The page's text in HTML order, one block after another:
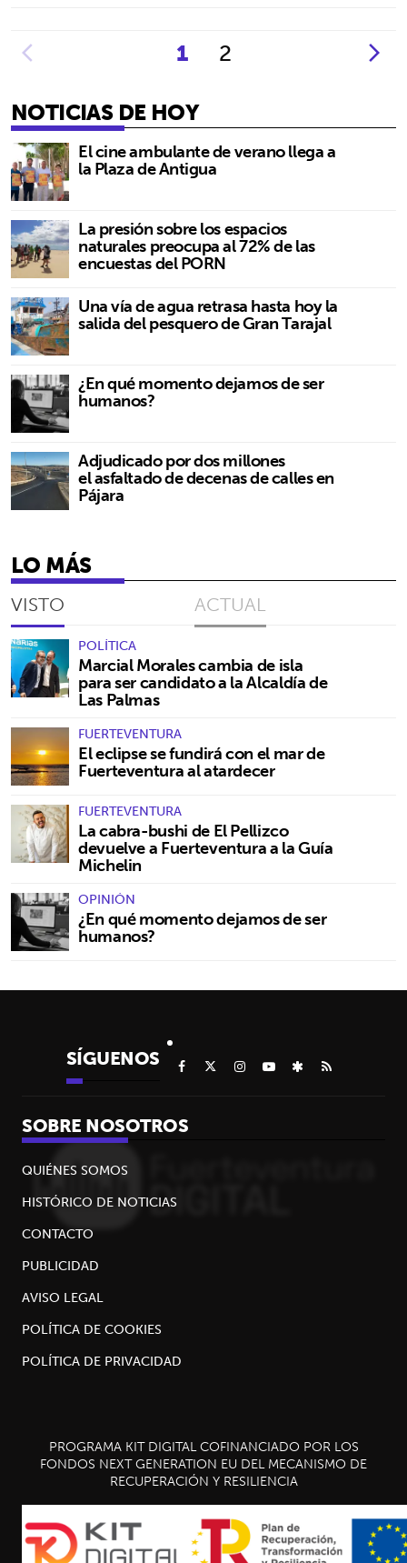
1
2
NOTICIAS DE HOY
El cine ambulante de verano llega a
la Plaza de Antigua
La presión sobre los espacios
naturales preocupa al 72% de las
encuestas del PORN
Una vía de agua retrasa hasta hoy la
salida del pesquero de Gran Tarajal
¿En qué momento dejamos de ser
humanos?
Adjudicado por dos millones
el asfaltado de decenas de calles en
Pájara
LO MÁS
VISTO ACTUAL
POLÍTICA
Marcial Morales cambia de isla
para ser candidato a la Alcaldía de
Las Palmas
FUERTEVENTURA
El eclipse se fundirá con el mar de
Fuerteventura al atardecer
FUERTEVENTURA
La cabra-bushi de El Pellizco
devuelve a Fuerteventura a la Guía
Michelin
OPINIÓN
¿En qué momento dejamos de ser
humanos?
SÍGUENOS
SOBRE NOSOTROS
QUIÉNES SOMOS
HISTÓRICO DE NOTICIAS
CONTACTO
PUBLICIDAD
AVISO LEGAL
POLÍTICA DE COOKIES
POLÍTICA DE PRIVACIDAD
PROGRAMA KIT DIGITAL COFINANCIADO POR LOS
FONDOS NEXT GENERATION EU DEL MECANISMO DE
RECUPERACIÓN Y RESILIENCIA